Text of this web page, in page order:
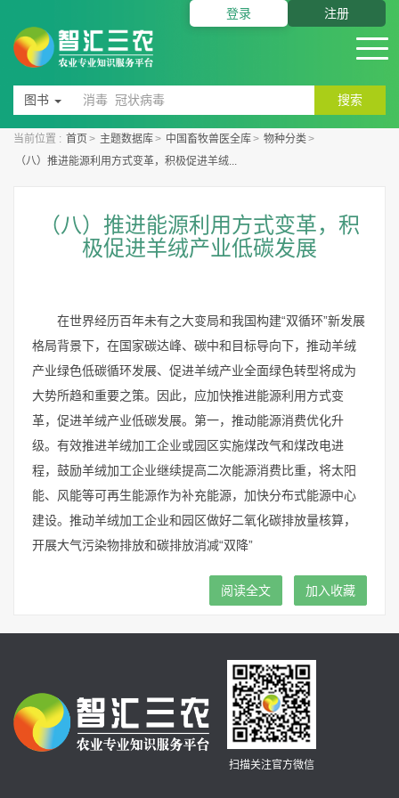
登录 注册
图书 搜索
当前位置 : 首页 > 主题数据库> 中国畜牧兽医全库> 物种分类>
（八）推进能源利用方式变革，积极促进羊绒...
（八）推进能源利用方式变革，积
极促进羊绒产业低碳发展
在世界经历百年未有之大变局和我国构建“双循环”新发展
格局背景下，在国家碳达峰、碳中和目标导向下，推动羊绒
产业绿色低碳循环发展、促进羊绒产业全面绿色转型将成为
大势所趋和重要之策。因此，应加快推进能源利用方式变
革，促进羊绒产业低碳发展。第一，推动能源消费优化升
级。有效推进羊绒加工企业或园区实施煤改气和煤改电进
程，鼓励羊绒加工企业继续提高二次能源消费比重，将太阳
能、风能等可再生能源作为补充能源，加快分布式能源中心
建设。推动羊绒加工企业和园区做好二氧化碳排放量核算，
开展大气污染物排放和碳排放消减“双降”
阅读全文 加入收藏
扫描关注官方微信